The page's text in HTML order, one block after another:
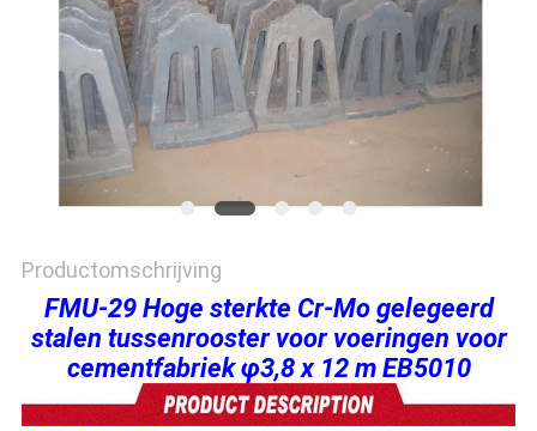
Productomschrijving
FMU-29 Hoge sterkte Cr-Mo gelegeerd
stalen tussenrooster voor voeringen voor
cementfabriek φ3,8 x 12 m EB5010